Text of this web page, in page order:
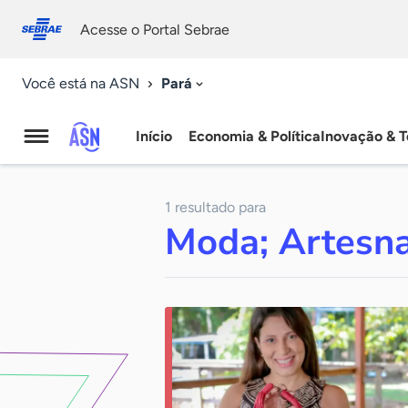
conosco
Acesse o Portal Sebrae
Você está na ASN Pará
Agência
Notícias
Início Economia & PolíticaInovação &
1 resultado para
Moda;